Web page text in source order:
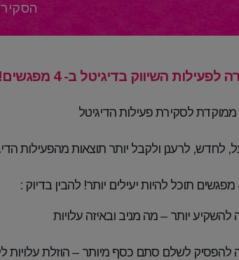
לפעילות השיווק בדיגיטל ב- 4 מפגשים!
ממוקדת לסקירת פעילות הדיגיטל
לחדש, לרענן ולקבל יותר תוצאות מהפעילות
להשקיע יותר – מה מניב ובאיזה עלויות
להפסיק לשלם סתם כסף מיותר – הוזלת עלויות